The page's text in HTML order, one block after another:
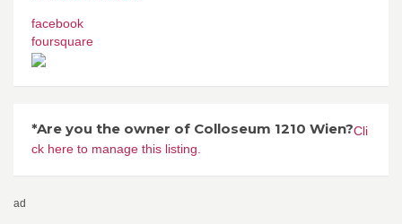
facebook
foursquare
*Are you the owner of Colloseum 1210 Wien?Cli
ck here to manage this listing.
ad